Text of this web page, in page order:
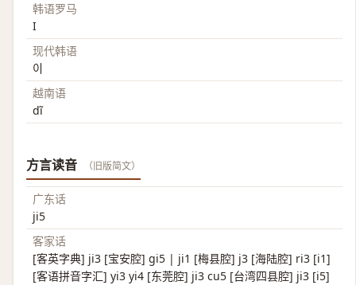
韩语罗马
I
现代韩语
이
越南语
dĩ
方言读音 （旧版简文）
广东话
ji5
客家话
[客英字典] ji3 [宝安腔] gi5 | ji1 [梅县腔] j3 [海陆腔] ri3 [i1]
[客语拼音字汇] yi3 yi4 [东莞腔] ji3 cu5 [台湾四县腔] ji3 [i5]